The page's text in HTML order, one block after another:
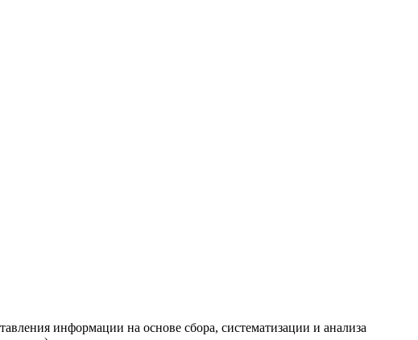
информации на основе сбора, систематизации и анализа